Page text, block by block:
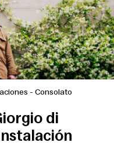
- Consolato
di